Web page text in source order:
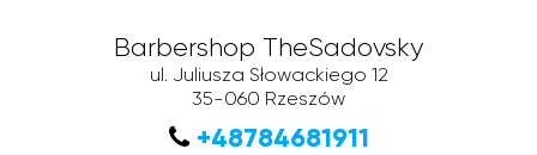
Barbershop TheSadovsky
ul. Juliusza Słowackiego 12
35-060 Rzeszów
+48784681911